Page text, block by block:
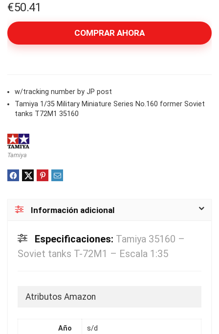
€50.41
COMPRAR AHORA
w/tracking number by JP post
Tamiya 1/35 Military Miniature Series No.160 former Soviet
tanks T72M1 35160
Tamiya
Información adicional
Especificaciones: Tamiya 35160 –
Soviet tanks T-72M1 – Escala 1:35
Atributos Amazon
Año
s/d